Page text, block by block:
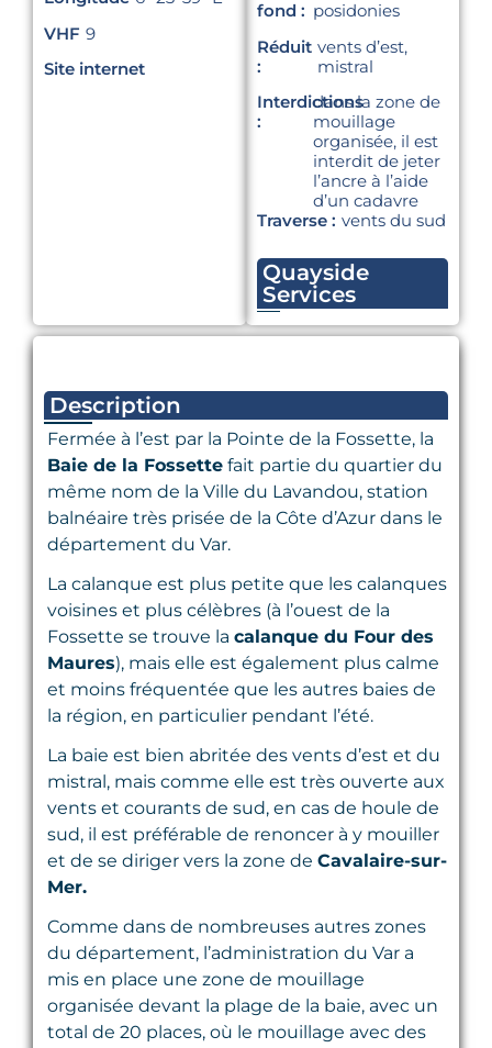
VHF 9
Site internet
fond : posidonies
Réduit
:
vents d’est,
mistral
Interdictions
:
dans la zone de
mouillage
organisée, il est
interdit de jeter
l’ancre à l’aide
d’un cadavre
Traverse : vents du sud
Quayside
Services
Description
Fermée à l’est par la Pointe de la Fossette, la
Baie de la Fossette fait partie du quartier du
même nom de la Ville du Lavandou, station
balnéaire très prisée de la Côte d’Azur dans le
département du Var.
La calanque est plus petite que les calanques
voisines et plus célèbres (à l’ouest de la
Fossette se trouve la calanque du Four des
Maures), mais elle est également plus calme
et moins fréquentée que les autres baies de
la région, en particulier pendant l’été.
La baie est bien abritée des vents d’est et du
mistral, mais comme elle est très ouverte aux
vents et courants de sud, en cas de houle de
sud, il est préférable de renoncer à y mouiller
et de se diriger vers la zone de Cavalaire-sur-
Mer.
Comme dans de nombreuses autres zones
du département, l’administration du Var a
mis en place une zone de mouillage
organisée devant la plage de la baie, avec un
total de 20 places, où le mouillage avec des